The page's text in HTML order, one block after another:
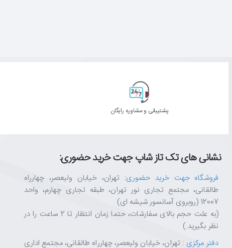
پشتیبانی و مشاوره رایگان
نشانی های تک تاز شاپ جهت خرید حضوری:
فروشگاه جهت خرید حضوری: تهران، خیابان ولیعصر، چهارراه
طالقانی، مجتمع تجاری نور تهران، طبقه تجاری چهارم، واحد
12007 (روبروی آسانسور شیشه ای)
(به علت حجم بالای سفارشات، حتما زمان انتظار تا 2 ساعت را در
نظر بگیرید.)
دفتر مرکزی : تهران، خیابان ولیعصر، چهارراه طالقانی، مجتمع اداری